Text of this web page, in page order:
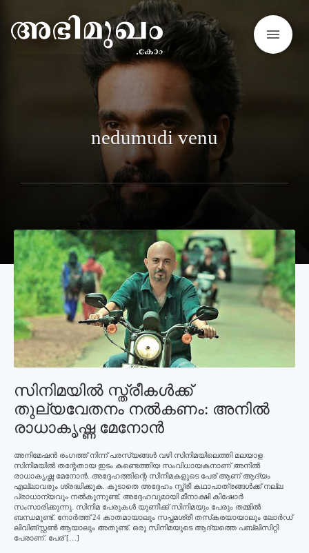
menu
nedumudi venu
സിനിമയില്‍ സ്ത്രീകള്‍ക്ക്
തുല്യവേതനം നല്‍കണം: അനില്‍
രാധാകൃഷ്ണ മേനോന്‍
അനിമേഷന്‍ രംഗത്ത് നിന്ന് പരസ്യങ്ങള്‍ വഴി സിനിമയിലെത്തി മലയാള
സിനിമയില്‍ തന്റേതായ ഇടം കണ്ടെത്തിയ സംവിധായകനാണ് അനില്‍
രാധാകൃഷ്ണ മേനോന്‍. അദ്ദേഹത്തിന്റെ സിനിമകളുടെ പേര് ആണ് ആദ്യം
എല്ലാവരും ശ്രദ്ധിക്കുക. കൂടാതെ അദ്ദേഹം സ്ത്രീ കഥാപാത്രങ്ങള്‍ക്ക് നല്ല
പ്രാധാന്യവും നല്‍കുന്നുണ്ട്. അദ്ദേഹവുമായി മീനാക്ഷി കിഷോര്‍
സംസാരിക്കുന്നു. സിനിമ പേരുകള്‍ യുണീക്ക് സിനിമയും പേരും തമ്മില്‍
ബന്ധമുണ്ട്. നോര്‍ത്ത് 24 കാതമായാലും സപ്തമശ്രീ തസ്‌കരയായാലും ലോര്‍ഡ്
ലിവിങ്സ്റ്റണ്‍ ആയാലും അതുണ്ട്. ഒരു സിനിമയുടെ ആദ്യത്തെ പബ്ലിസിറ്റി
പേരാണ്. പേര് […]